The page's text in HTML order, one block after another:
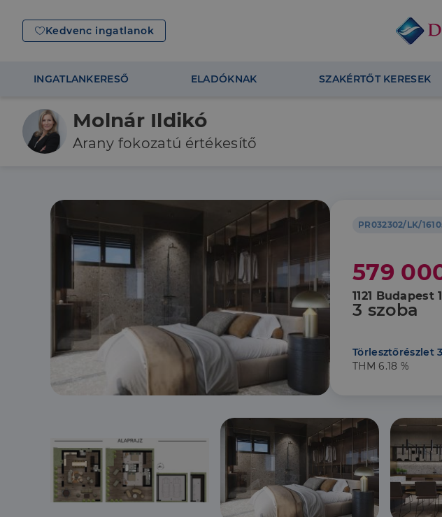
Kedvenc ingatlanok
INGATLANKERESŐ ELADÓKNAK SZAKÉRTŐT KERESEK
PR032302/LK/
579
1121
3 szoba
Törlesztőrészlet
THM 6.18 %
Molnár Ildikó
Arany fokozatú értékesítő